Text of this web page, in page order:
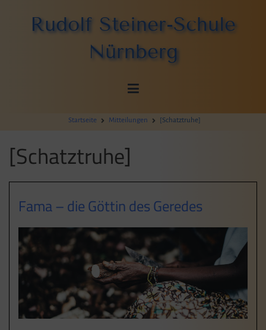
springenRudolf Steiner-Schule
Nürnberg
Startseite Mitteilungen [Schatztruhe]
[Schatztruhe]
Fama – die Göttin des Geredes